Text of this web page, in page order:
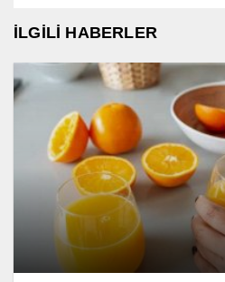
İLGİLİ HABERLER